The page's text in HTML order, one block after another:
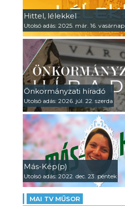
Hittel, lélekkel
Utolsó adás: 2025. már. 16. vasárnap
Önkormányzati híradó
Utolsó adás: 2026. júl. 22. szerda
Más-Kép(p)
Utolsó adás: 2022. dec. 23. péntek
MAI TV MŰSOR